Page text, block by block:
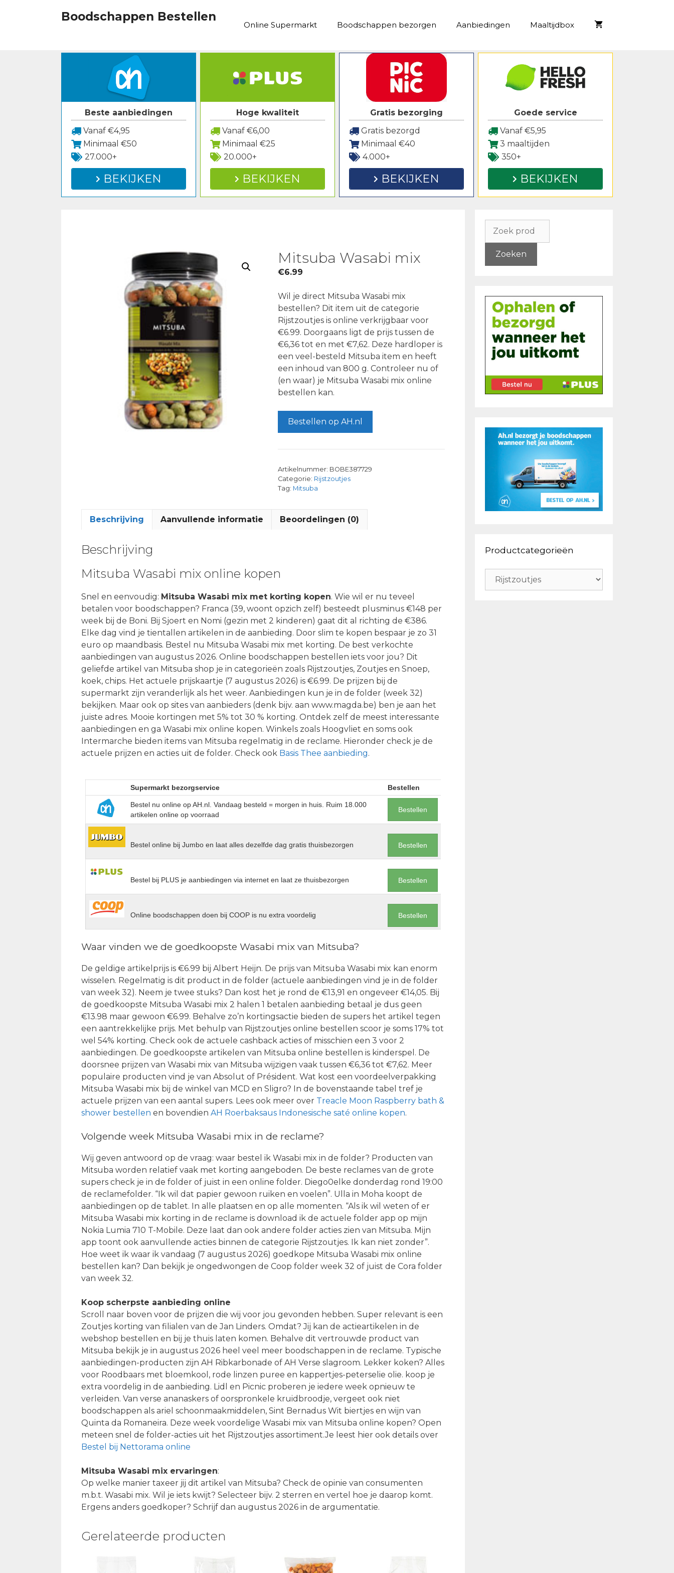
Boodschappen Bestellen
Online Supermarkt Boodschappen bezorgen Aanbiedingen Maaltijdbox
Beste aanbiedingen
Vanaf €4,95
Minimaal €50
27.000+
BEKIJKEN
Hoge kwaliteit
Vanaf €6,00
Minimaal €25
20.000+
BEKIJKEN
Gratis bezorging
Gratis bezorgd
Minimaal €40
4.000+
BEKIJKEN
Goede service
Vanaf €5,95
3 maaltijden
350+
BEKIJKEN
Mitsuba Wasabi mix
€6.99
Wil je direct Mitsuba Wasabi mix
bestellen? Dit item uit de categorie
Rijstzoutjes is online verkrijgbaar voor
€6.99. Doorgaans ligt de prijs tussen de
€6,36 tot en met €7,62. Deze hardloper is
een veel-besteld Mitsuba item en heeft
een inhoud van 800 g. Controleer nu of
(en waar) je Mitsuba Wasabi mix online
bestellen kan.
Bestellen op AH.nl
Artikelnummer: BOBE387729
Categorie: Rijstzoutjes
Tag: Mitsuba
Beschrijving Aanvullende informatie Beoordelingen (0)
Beschrijving
Mitsuba Wasabi mix online kopen
Snel en eenvoudig: Mitsuba Wasabi mix met korting kopen. Wie wil er nu teveel
betalen voor boodschappen? Franca (39, woont opzich zelf) besteedt plusminus €148 per
week bij de Boni. Bij Sjoert en Nomi (gezin met 2 kinderen) gaat dit al richting de €386.
Elke dag vind je tientallen artikelen in de aanbieding. Door slim te kopen bespaar je zo 31
euro op maandbasis. Bestel nu Mitsuba Wasabi mix met korting. De best verkochte
aanbiedingen van augustus 2026. Online boodschappen bestellen iets voor jou? Dit
geliefde artikel van Mitsuba shop je in categorieën zoals Rijstzoutjes, Zoutjes en Snoep,
koek, chips. Het actuele prijskaartje (7 augustus 2026) is €6.99. De prijzen bij de
supermarkt zijn veranderlijk als het weer. Aanbiedingen kun je in de folder (week 32)
bekijken. Maar ook op sites van aanbieders (denk bijv. aan www.magda.be) ben je aan het
juiste adres. Mooie kortingen met 5% tot 30 % korting. Ontdek zelf de meest interessante
aanbiedingen en ga Wasabi mix online kopen. Winkels zoals Hoogvliet en soms ook
Intermarche bieden items van Mitsuba regelmatig in de reclame. Hieronder check je de
actuele prijzen en acties uit de folder. Check ook Basis Thee aanbieding.
Supermarkt bezorgservice Bestellen
Bestel nu online op AH.nl. Vandaag besteld = morgen in huis. Ruim 18.000
artikelen online op voorraad
Bestellen
Bestel online bij Jumbo en laat alles dezelfde dag gratis thuisbezorgen Bestellen
Bestel bij PLUS je aanbiedingen via internet en laat ze thuisbezorgen Bestellen
Online boodschappen doen bij COOP is nu extra voordelig Bestellen
Waar vinden we de goedkoopste Wasabi mix van Mitsuba?
De geldige artikelprijs is €6.99 bij Albert Heijn. De prijs van Mitsuba Wasabi mix kan enorm
wisselen. Regelmatig is dit product in de folder (actuele aanbiedingen vind je in de folder
van week 32). Neem je twee stuks? Dan kost het je rond de €13,91 en ongeveer €14,05. Bij
de goedkoopste Mitsuba Wasabi mix 2 halen 1 betalen aanbieding betaal je dus geen
€13.98 maar gewoon €6.99. Behalve zo’n kortingsactie bieden de supers het artikel tegen
een aantrekkelijke prijs. Met behulp van Rijstzoutjes online bestellen scoor je soms 17% tot
wel 54% korting. Check ook de actuele cashback acties of misschien een 3 voor 2
aanbiedingen. De goedkoopste artikelen van Mitsuba online bestellen is kinderspel. De
doorsnee prijzen van Wasabi mix van Mitsuba wijzigen vaak tussen €6,36 tot €7,62. Meer
populaire producten vind je van Absolut of Président. Wat kost een voordeelverpakking
Mitsuba Wasabi mix bij de winkel van MCD en Sligro? In de bovenstaande tabel tref je
actuele prijzen van een aantal supers. Lees ook meer over Treacle Moon Raspberry bath &
shower bestellen en bovendien AH Roerbaksaus Indonesische saté online kopen.
Volgende week Mitsuba Wasabi mix in de reclame?
Wij geven antwoord op de vraag: waar bestel ik Wasabi mix in de folder? Producten van
Mitsuba worden relatief vaak met korting aangeboden. De beste reclames van de grote
supers check je in de folder of juist in een online folder. Diego0elke donderdag rond 19:00
de reclamefolder. “Ik wil dat papier gewoon ruiken en voelen”. Ulla in Moha koopt de
aanbiedingen op de tablet. In alle plaatsen en op alle momenten. “Als ik wil weten of er
Mitsuba Wasabi mix korting in de reclame is download ik de actuele folder app op mijn
Nokia Lumia 710 T-Mobile. Deze laat dan ook andere folder acties zien van Mitsuba. Mijn
app toont ook aanvullende acties binnen de categorie Rijstzoutjes. Ik kan niet zonder”.
Hoe weet ik waar ik vandaag (7 augustus 2026) goedkope Mitsuba Wasabi mix online
bestellen kan? Dan bekijk je ongedwongen de Coop folder week 32 of juist de Cora folder
van week 32.
Koop scherpste aanbieding online
Scroll naar boven voor de prijzen die wij voor jou gevonden hebben. Super relevant is een
Zoutjes korting van filialen van de Jan Linders. Omdat? Jij kan de actieartikelen in de
webshop bestellen en bij je thuis laten komen. Behalve dit vertrouwde product van
Mitsuba bekijk je in augustus 2026 heel veel meer boodschappen in de reclame. Typische
aanbiedingen-producten zijn AH Ribkarbonade of AH Verse slagroom. Lekker koken? Alles
voor Roodbaars met bloemkool, rode linzen puree en kappertjes-peterselie olie. koop je
extra voordelig in de aanbieding. Lidl en Picnic proberen je iedere week opnieuw te
verleiden. Van verse ananaskers of oorspronkele kruidbroodje, vergeet ook niet
boodschappen als ariel schoonmaakmiddelen, Sint Bernadus Wit biertjes en wijn van
Quinta da Romaneira. Deze week voordelige Wasabi mix van Mitsuba online kopen? Open
meteen snel de folder-acties uit het Rijstzoutjes assortiment.Je leest hier ook details over
Bestel bij Nettorama online
Mitsuba Wasabi mix ervaringen:
Op welke manier taxeer jij dit artikel van Mitsuba? Check de opinie van consumenten
m.b.t. Wasabi mix. Wil je iets kwijt? Selecteer bijv. 2 sterren en vertel hoe je daarop komt.
Ergens anders goedkoper? Schrijf dan augustus 2026 in de argumentatie.
Gerelateerde producten
naar:
Zoeken
Productcategorieën